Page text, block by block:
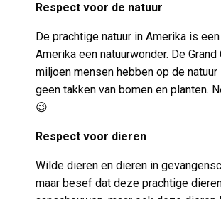
Respect voor de natuur
De prachtige natuur in Amerika is
Amerika een natuurwonder. De
miljoen mensen hebben op de
geen takken van bomen en planten.
😉
Respect voor dieren
Wilde dieren en dieren in
maar besef dat deze prachtige